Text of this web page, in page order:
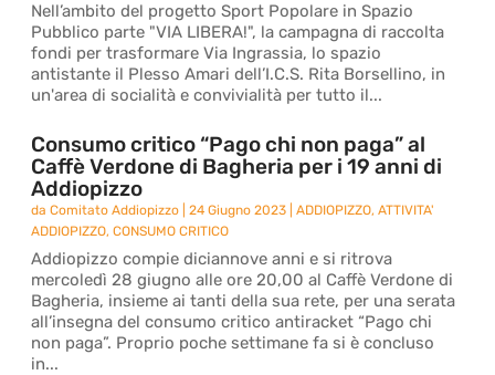
Nell’ambito del progetto Sport Popolare in Spazio
Pubblico parte "VIA LIBERA!", la campagna di raccolta
fondi per trasformare Via Ingrassia, lo spazio
antistante il Plesso Amari dell’I.C.S. Rita Borsellino, in
un'area di socialità e convivialità per tutto il...
Consumo critico “Pago chi non paga” al
Caffè Verdone di Bagheria per i 19 anni di
Addiopizzo
daComitato Addiopizzo |24 Giugno 2023 |ADDIOPIZZO,ATTIVITA'
ADDIOPIZZO,CONSUMO CRITICO
Addiopizzo compie diciannove anni e si ritrova
mercoledì 28 giugno alle ore 20,00 al Caffè Verdone di
Bagheria, insieme ai tanti della sua rete, per una serata
all’insegna del consumo critico antiracket “Pago chi
non paga”. Proprio poche settimane fa si è concluso
in...